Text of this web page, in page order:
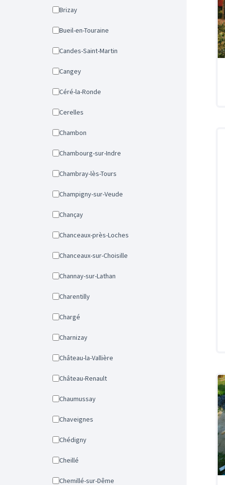
Brizay
Bueil-en-Touraine
Candes-Saint-Martin
Cangey
Céré-la-Ronde
Cerelles
Chambon
Chambourg-sur-Indre
Chambray-lès-Tours
Champigny-sur-Veude
Chançay
Chanceaux-près-Loches
Chanceaux-sur-Choisille
Channay-sur-Lathan
Charentilly
Chargé
Charnizay
Château-la-Vallière
Château-Renault
Chaumussay
Chaveignes
Chédigny
Cheillé
Chemillé-sur-Dême